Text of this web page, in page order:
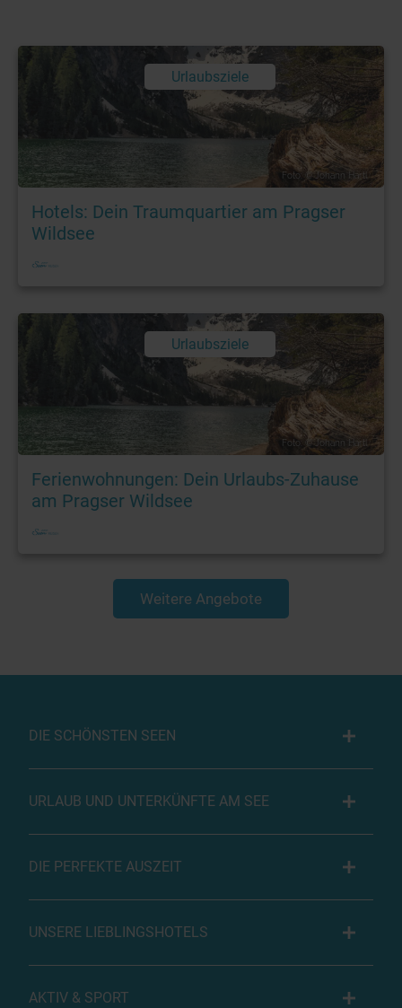
Urlaubsziele
Foto: © Johann Hartl
Hotels: Dein Traumquartier am Pragser
Wildsee
Urlaubsziele
Foto: © Johann Hartl
Ferienwohnungen: Dein Urlaubs-Zuhause
am Pragser Wildsee
Weitere Angebote
DIE SCHÖNSTEN SEEN
URLAUB UND UNTERKÜNFTE AM SEE
DIE PERFEKTE AUSZEIT
UNSERE LIEBLINGSHOTELS
AKTIV & SPORT